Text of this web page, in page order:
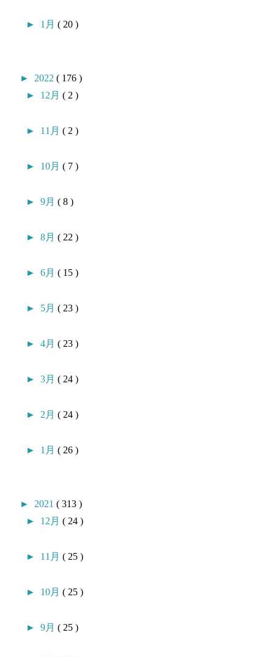
► 1月( 20 )
► 2022( 176 )
► 12月( 2 )
► 11月( 2 )
► 10月( 7 )
►9月( 8 )
►8月( 22 )
►6月( 15 )
► 5月( 23 )
►4月( 23 )
►3月( 24 )
► 2月( 24 )
► 1月( 26 )
► 2021( 313 )
► 12月( 24 )
► 11月( 25 )
► 10月( 25 )
►9月( 25 )